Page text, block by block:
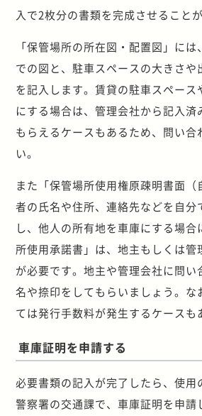
入で2枚分の書類を完成させること
「保管場所の所在図・配置図」に
での図と、駐車スペースの大きさや
を記入します。賃貸の駐車スペース
にする場合は、管理会社から記入済
もらえるケースもあるため、問い合
い。
また「保管場所使用権原疎明書面（
者の氏名や住所、連絡先などを自分
し、他人の所有地を車庫にする場
所使用承諾書」は、地主もしくは管
が必要です。地主や管理会社に問い
名や捺印をしてもらいましょう。な
ては発行手数料が発生するケースも
車庫証明を申請する
必要書類の記入が完了したら、使用
警察署の交通課で、車庫証明を申請